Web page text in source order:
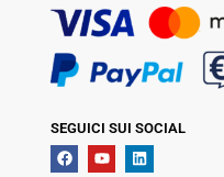
SEGUICI SUI SOCIAL